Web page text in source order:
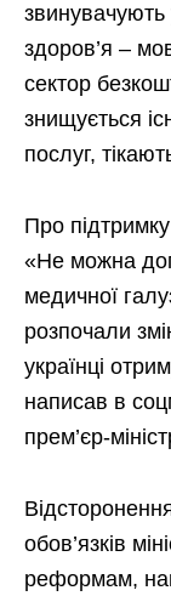
звинувачують
здоров’я –
сектор
знищується
послуг,
Про
«Не можна
медичної
розпочали
українці
написав в
прем’єр-
обов’язків
реформам,